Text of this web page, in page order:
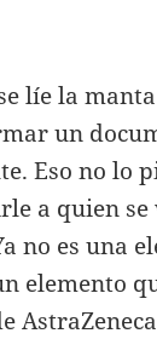
líe la
un
Eso no lo
a quien
no es una
elemento